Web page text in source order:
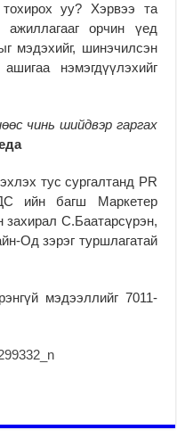
уу? Хэрвээ та
ажиллагааг орчин үед
мэдэхийг, шинэчилсэн
нэмэгдүүлэхийг
чинь шийдвэр гаргах
тус сургалтанд PR
ийн багш Маркетер
С.Баатарсүрэн,
Од зэрэг туршлагатай
мэдээллийг 7011-